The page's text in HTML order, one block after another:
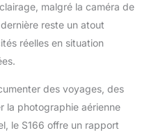
malgré la caméra de
reste un atout
réelles en situation
des voyages, des
la photographie aérienne
le S166 offre un rapport